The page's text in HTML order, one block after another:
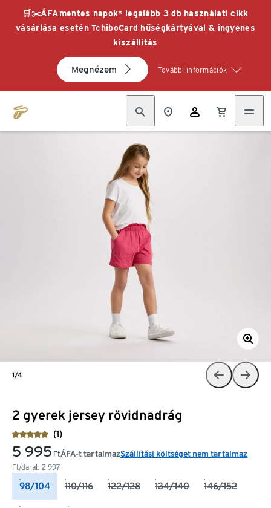
🛒✂️ÁFAmentes napok* legalább 3 db használati cikk
vásárlása esetén TchiboCard hűségkártyával & ingyenes
kiszállítás
Megnézem További információk
2 gyerek jersey rövidnadrág
(1)
5 995 Ft
Ft/darab 2 997
ÁFA-t tartalmazSzállítási költséget nem tartalmaz
98/104 110/116 122/128 134/140 146/152
1/4